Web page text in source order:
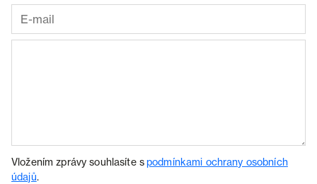
Vložením zprávy souhlasíte spodmínkami ochrany osobních
údajů.